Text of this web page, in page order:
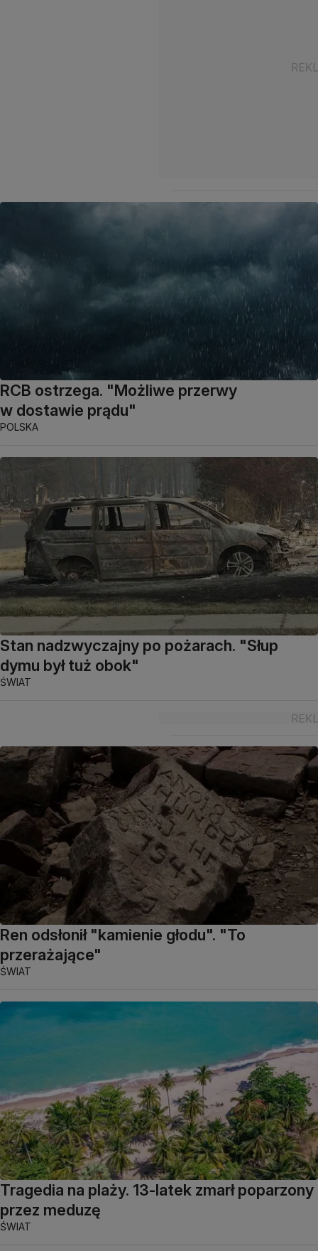
RCB ostrzega. "Możliwe przerwy
w dostawie prądu"
POLSKA
Stan nadzwyczajny po pożarach. "Słup
dymu był tuż obok"
ŚWIAT
Ren odsłonił "kamienie głodu". "To
przerażające"
ŚWIAT
Tragedia na plaży. 13-latek zmarł poparzony
przez meduzę
ŚWIAT